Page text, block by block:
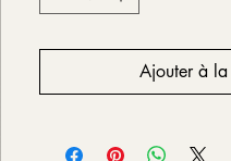
Ajouter à la